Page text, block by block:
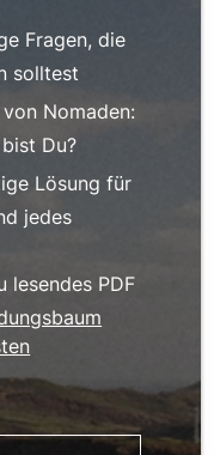
Fragen, die
solltest
Nomaden:
Du?
Lösung für
jedes
lesendes PDF